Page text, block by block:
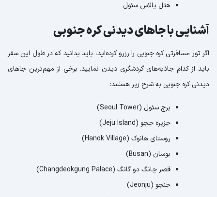
هتل پالاس سئول
آشنایی با جاهای دیدنی کره جنوبی
اگر تور مسافرتی کره جنوبی را رزرو کرده‌اید، باید بدانید که در طول این سفر
باید از کدام جاذبه‌های گردشگری دیدن نمایید. برخی از مهم‌ترین جاهای
دیدنی کره جنوبی به شرح زیر هستند:
برج سئول (Seoul Tower)
جزیره ججو (Jeju Island)
روستای هانوک (Hanok Village)
بوسان (Busan)
قصر چانگ دو گانگ (Changdeokgung Palace)
جنجو (Jeonju)